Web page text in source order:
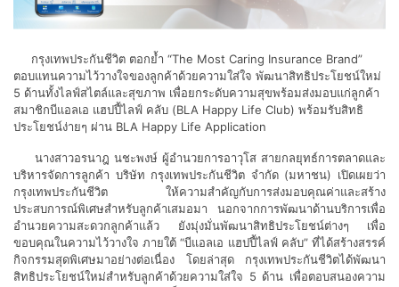
กรุงเทพประกันชีวิต ตอกย้ำ “The Most Caring Insurance Brand”
ตอบแทนความไว้วางใจของลูกค้าด้วยความใส่ใจ พัฒนาสิทธิประโยชน์ใหม่
5 ด้านทั้งไลฟ์สไตล์และสุขภาพ เพื่อยกระดับความสุขพร้อมส่งมอบแก่ลูกค้า
สมาชิกบีแอลเอ แฮปปี้ไลฟ์ คลับ (BLA Happy Life Club) พร้อมรับสิทธิ
ประโยชน์ง่ายๆ ผ่าน BLA Happy Life Application
นางสาวอรนาฎ นชะพงษ์ ผู้อำนวยการอาวุโส สายกลยุทธ์การตลาดและ
บริหารจัดการลูกค้า บริษัท กรุงเทพประกันชีวิต จำกัด (มหาชน) เปิดเผยว่า
กรุงเทพประกันชีวิต ให้ความสำคัญกับการส่งมอบคุณค่าและสร้าง
ประสบการณ์พิเศษสำหรับลูกค้าเสมอมา นอกจากการพัฒนาด้านบริการเพื่อ
อำนวยความสะดวกลูกค้าแล้ว ยังมุ่งมั่นพัฒนาสิทธิประโยชน์ต่างๆ เพื่อ
ขอบคุณในความไว้วางใจ ภายใต้ “บีแอลเอ แฮปปี้ไลฟ์ คลับ” ที่ได้สร้างสรรค์
กิจกรรมสุดพิเศษมาอย่างต่อเนื่อง โดยล่าสุด กรุงเทพประกันชีวิตได้พัฒนา
สิทธิประโยชน์ใหม่สำหรับลูกค้าด้วยความใส่ใจ 5 ด้าน เพื่อตอบสนองความ